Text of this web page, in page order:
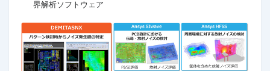
界解析ソフトウェア